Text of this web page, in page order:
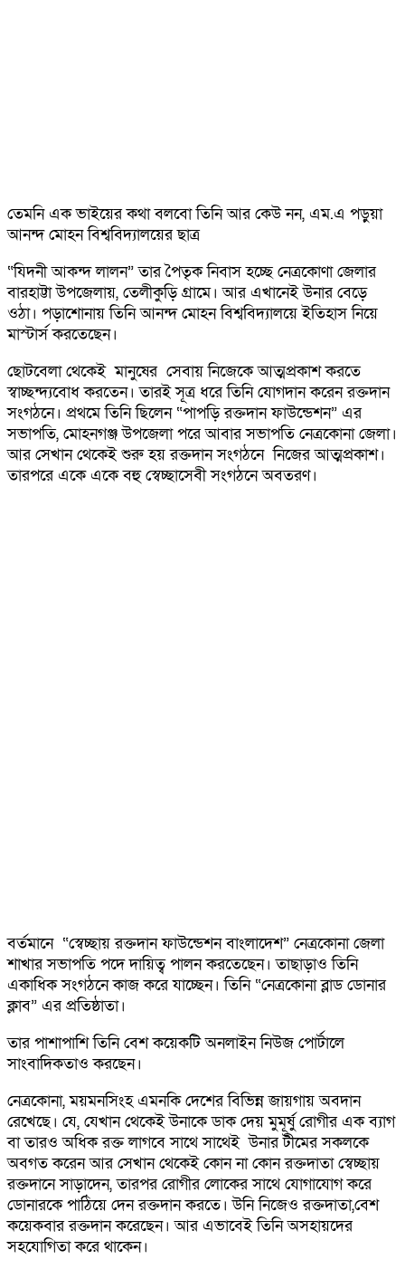
তেমনি এক ভাইয়ের কথা বলবো তিনি আর কেউ নন, এম.এ পড়ুয়া
আনন্দ মোহন বিশ্ববিদ্যালয়ের ছাত্র
“যিদনী আকন্দ লালন” তার পৈতৃক নিবাস হচ্ছে নেত্রকোণা জেলার
বারহাট্টা উপজেলায়, তেলীকুড়ি গ্রামে। আর এখানেই উনার বেড়ে
ওঠা। পড়াশোনায় তিনি আনন্দ মোহন বিশ্ববিদ্যালয়ে ইতিহাস নিয়ে
মাস্টার্স করতেছেন।
ছোটবেলা থেকেই মানুষের সেবায় নিজেকে আত্মপ্রকাশ করতে
স্বাচ্ছন্দ্যবোধ করতেন। তারই সূত্র ধরে তিনি যোগদান করেন রক্তদান
সংগঠনে। প্রথমে তিনি ছিলেন “পাপড়ি রক্তদান ফাউন্ডেশন” এর
সভাপতি, মোহনগঞ্জ উপজেলা পরে আবার সভাপতি নেত্রকোনা জেলা।
আর সেখান থেকেই শুরু হয় রক্তদান সংগঠনে নিজের আত্মপ্রকাশ।
তারপরে একে একে বহু স্বেচ্ছাসেবী সংগঠনে অবতরণ।
বর্তমানে “স্বেচ্ছায় রক্তদান ফাউন্ডেশন বাংলাদেশ” নেত্রকোনা জেলা
শাখার সভাপতি পদে দায়িত্ব পালন করতেছেন। তাছাড়াও তিনি
একাধিক সংগঠনে কাজ করে যাচ্ছেন। তিনি “নেত্রকোনা ব্লাড ডোনার
ক্লাব” এর প্রতিষ্ঠাতা।
তার পাশাপাশি তিনি বেশ কয়েকটি অনলাইন নিউজ পোর্টালে
সাংবাদিকতাও করছেন।
নেত্রকোনা, ময়মনসিংহ এমনকি দেশের বিভিন্ন জায়গায় অবদান
রেখেছে। যে, যেখান থেকেই উনাকে ডাক দেয় মুমূর্ষু রোগীর এক ব্যাগ
বা তারও অধিক রক্ত লাগবে সাথে সাথেই উনার টীমের সকলকে
অবগত করেন আর সেখান থেকেই কোন না কোন রক্তদাতা স্বেচ্ছায়
রক্তদানে সাড়াদেন, তারপর রোগীর লোকের সাথে যোগাযোগ করে
ডোনারকে পাঠিয়ে দেন রক্তদান করতে। উনি নিজেও রক্তদাতা,বেশ
কয়েকবার রক্তদান করেছেন। আর এভাবেই তিনি অসহায়দের
সহযোগিতা করে থাকেন।